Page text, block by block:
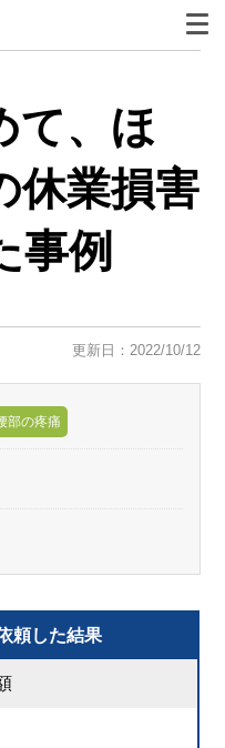
て、ほ
休業損害
事例
更新日：2022/10/12
部の疼痛
頼した結果